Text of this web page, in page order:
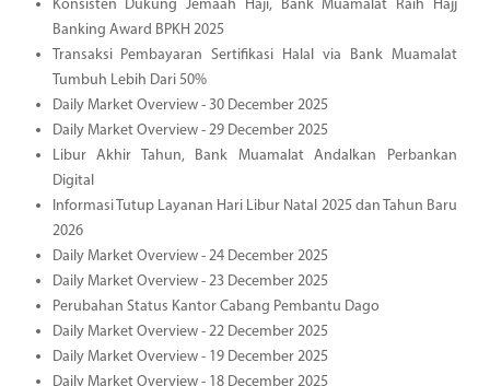
Konsisten Dukung Jemaah Haji, Bank Muamalat Raih Hajj
Banking Award BPKH 2025
Transaksi Pembayaran Sertifikasi Halal via Bank Muamalat
Tumbuh Lebih Dari 50%
Daily Market Overview - 30 December 2025
Daily Market Overview - 29 December 2025
Libur Akhir Tahun, Bank Muamalat Andalkan Perbankan
Digital
Informasi Tutup Layanan Hari Libur Natal 2025 dan Tahun Baru
2026
Daily Market Overview - 24 December 2025
Daily Market Overview - 23 December 2025
Perubahan Status Kantor Cabang Pembantu Dago
Daily Market Overview - 22 December 2025
Daily Market Overview - 19 December 2025
Daily Market Overview - 18 December 2025